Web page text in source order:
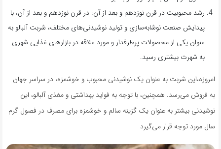
رشد محبوبیت در قرن نوزدهم و بعد از آن: در قرن نوزدهم و بعد از آن، با
پیدایش صنعت نوشابه‌سازی و تولید نوشیدنی‌های مختلف، شربت آلبالو به
عنوان یکی از محصولات پرطرفدار و مورد علاقه در بازارهای غذایی شهری
به شهرت بیشتری رسید.
امروزه،این شربت به عنوان یک نوشیدنی محبوب و خوشمزه، در سراسر جهان
به فروش می‌رسد. همچنین، با توجه به فواید بهداشتی و مغذی آلبالو، این
نوشیدنی بیشتر به عنوان یک گزینه سالم و خوشمزه برای مصرف در فصول گرم
سال مورد توجه قرار می‌گیرد